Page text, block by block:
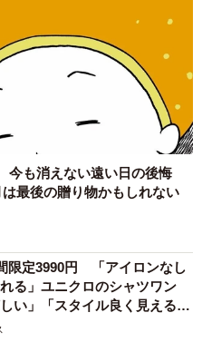
今も消えない遠い日の後悔
最後の贈り物かもしれない
限定3990円 「アイロンなし
る」ユニクロのシャツワン
い」「スタイル良く見える」